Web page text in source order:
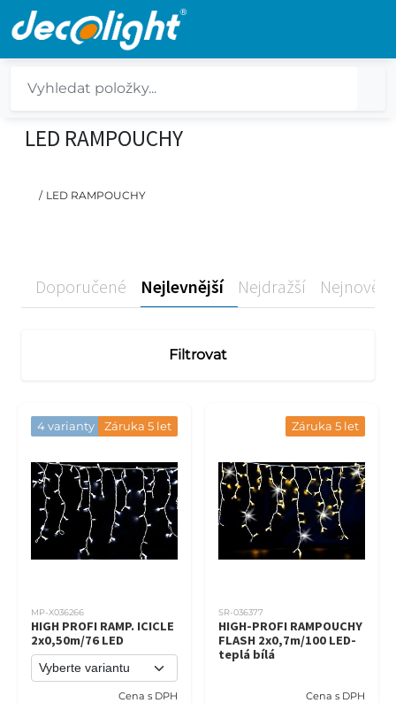
LED RAMPOUCHY
/ LED RAMPOUCHY
Doporučené Nejlevnější Nejdražší Nejnovější
Filtrovat
4 varianty Záruka 5 let
MP-X036266
HIGH PROFI RAMP. ICICLE
2x0,50m/76 LED
Cena s DPH
Záruka 5 let
SR-036377
HIGH-PROFI RAMPOUCHY
FLASH 2x0,7m/100 LED-
teplá bílá
Cena s DPH